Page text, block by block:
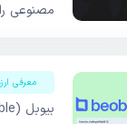
مصنوعی
معرفی